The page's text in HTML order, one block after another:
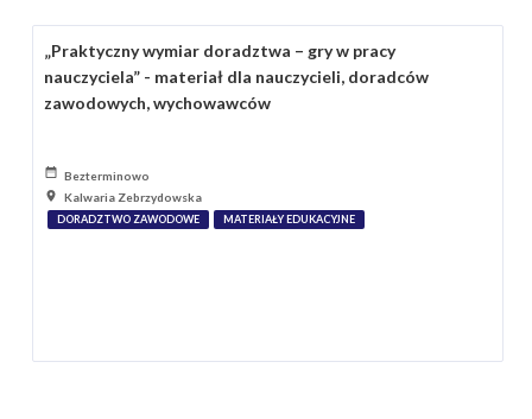
„Praktyczny wymiar doradztwa – gry w pracy
nauczyciela” - materiał dla nauczycieli, doradców
zawodowych, wychowawców
Bezterminowo
Kalwaria Zebrzydowska
DORADZTWO ZAWODOWE MATERIAŁY EDUKACYJNE